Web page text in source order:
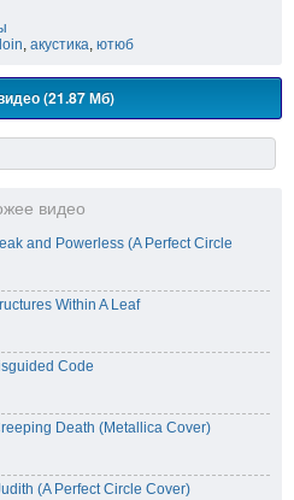
, акустика, ютюб
(21.87 Мб)
видео
and Powerless (A Perfect Circle
Within A Leaf
Code
Death (Metallica Cover)
(A Perfect Circle Cover)